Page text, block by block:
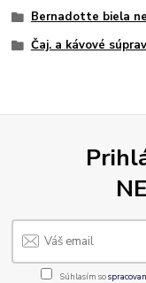
Bernadotte biela
Čaj. a kávové
Súhlasím so